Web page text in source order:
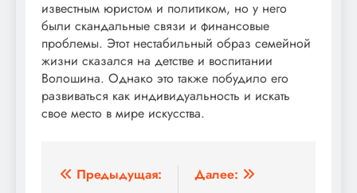
известным юристом и политиком, но у него
были скандальные связи и финансовые
проблемы. Этот нестабильный образ семейной
жизни сказался на детстве и воспитании
Волошина. Однако это также побудило его
развиваться как индивидуальность и искать
свое место в мире искусства.
Навигация
Предыдущая:
Далее: